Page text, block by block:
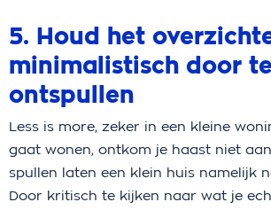
5. Houd het
minimalistisch door te
ontspullen
Less is more, zeker in een kleine
gaat wonen, ontkom je haast niet
spullen laten een klein huis namelijk
Door kritisch te kijken naar wat je